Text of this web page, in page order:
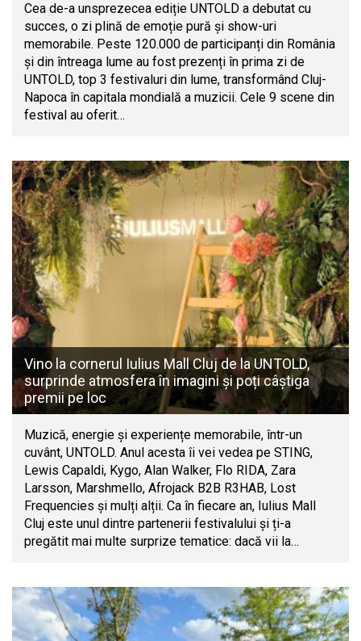
Cea de-a unsprezecea ediție UNTOLD a debutat cu
succes, o zi plină de emoție pură și show-uri
memorabile. Peste 120.000 de participanți din România
și din întreaga lume au fost prezenți în prima zi de
UNTOLD, top 3 festivaluri din lume, transformând Cluj-
Napoca în capitala mondială a muzicii. Cele 9 scene din
festival au oferit…
Vino la cornerul Iulius Mall Cluj de la UNTOLD,
surprinde atmosfera în imagini și poți câștiga
premii pe loc
Muzică, energie și experiențe memorabile, într-un
cuvânt, UNTOLD. Anul acesta îi vei vedea pe STING,
Lewis Capaldi, Kygo, Alan Walker, Flo RIDA, Zara
Larsson, Marshmello, Afrojack B2B R3HAB, Lost
Frequencies și mulți alții. Ca în fiecare an, Iulius Mall
Cluj este unul dintre partenerii festivalului și ți-a
pregătit mai multe surprize tematice: dacă vii la…